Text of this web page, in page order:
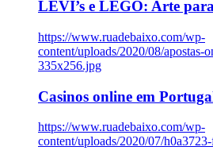
LEVI’s e LEGO: Arte
https://www.ruadebaixo.com/wp-
content/uploads/2020/08/apostas-
335x256.jpg
Casinos online em
https://www.ruadebaixo.com/wp-
content/uploads/2020/07/